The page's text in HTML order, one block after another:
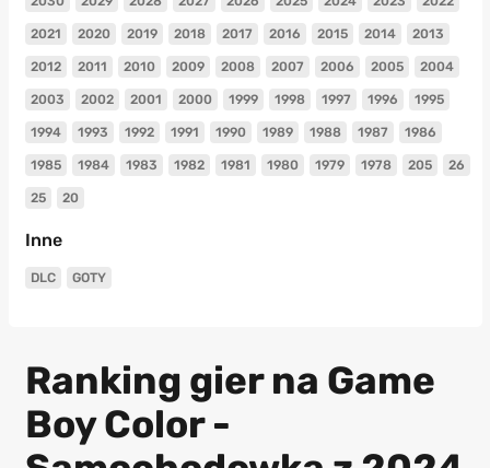
2021 2020 2019 2018 2017 2016 2015 2014 2013
2012 2011 2010 2009 2008 2007 2006 2005 2004
2003 2002 2001 2000 1999 1998 1997 1996 1995
1994 1993 1992 1991 1990 1989 1988 1987 1986
1985 1984 1983 1982 1981 1980 1979 1978 205 26
25 20
Inne
DLC GOTY
Ranking gier na Game
Boy Color -